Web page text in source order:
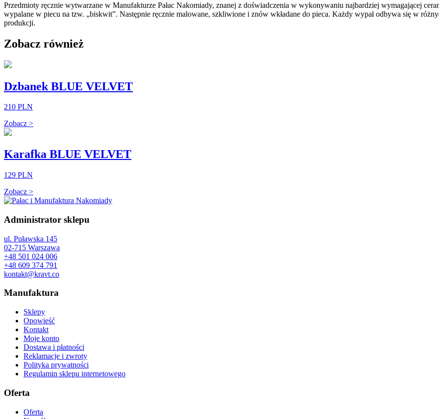
Przedmioty ręcznie wytwarzane w Manufakturze Pałac Nakomiady, znanej z doświadczenia w wykonywaniu najbardziej wymagającej
wypalane w piecu na tzw. „biskwit”. Następnie ręcznie malowane, szkliwione i znów wkładane do pieca. Każdy wypał odbywa się w
produkcji.
Zobacz również
Dzbanek BLUE VELVET
210 PLN
Zobacz >
Karafka BLUE VELVET
129 PLN
Zobacz >
Administrator sklepu
ul. Puławska 145
02-715 Warszawa
+48 501 024 006
+48 609 374 791
kontakt@kravt.co
Manufaktura
Sklepy
Opowieść
Kontakt
Moje konto
Dostawa i płatności
Reklamacje i zwroty
Polityka prywatności
Regulamin sklepu internetowego
Oferta
Oferta